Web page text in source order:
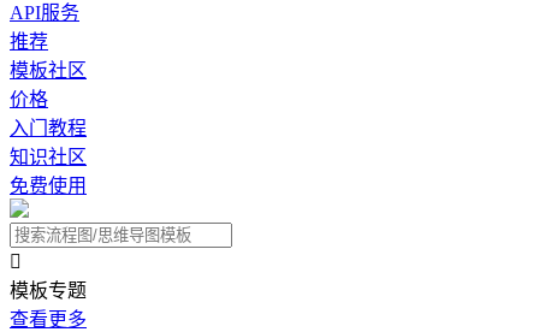
API服务
推荐
模板社区
价格
入门教程
知识社区
免费使用

模板专题
查看更多